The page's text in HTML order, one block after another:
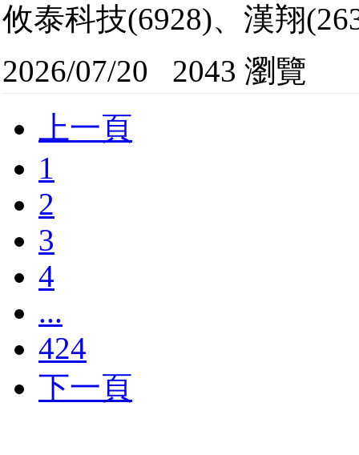
攸泰科技(6928)、漢翔
2026/07/20
2043 瀏覽
上一頁
1
2
3
4
...
424
下一頁